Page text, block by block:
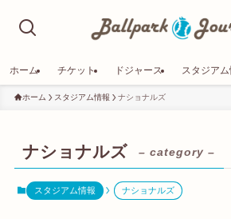
ホーム チケット ドジャース スタジア
ホーム スタジアム情報 ナショナルズ
ナショナルズ – category –
スタジアム情報 ナショナルズ